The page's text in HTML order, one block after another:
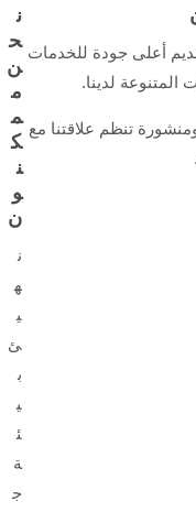
أعلى جودة للخدمات
المتنوعة لدينا.
تنظم علاقتنا مع
ن
ح
ن
م
م
ك
ن
و
ن
ن
ه
ي
ئ
ب
ي
ئ
ة
ج